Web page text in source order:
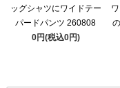
ッグシャツにワイドテー
パードパンツ 260808
0円(税込0円)